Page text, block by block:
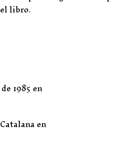
libro.
1985 en
en